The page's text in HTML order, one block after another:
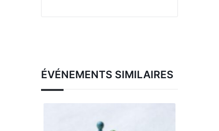
ÉVÉNEMENTS SIMILAIRES